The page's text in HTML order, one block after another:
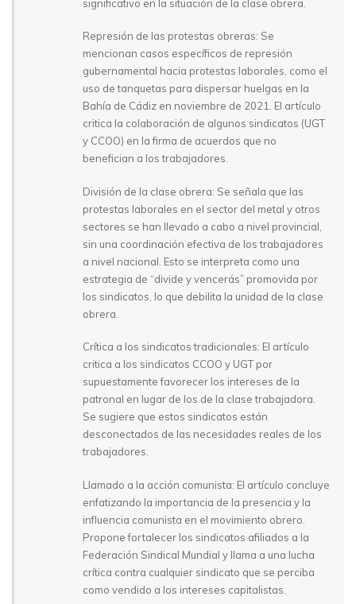
significativo en la situación de la clase obrera.
Represión de las protestas obreras: Se
mencionan casos específicos de represión
gubernamental hacia protestas laborales, como el
uso de tanquetas para dispersar huelgas en la
Bahía de Cádiz en noviembre de 2021. El artículo
critica la colaboración de algunos sindicatos (UGT
y CCOO) en la firma de acuerdos que no
benefician a los trabajadores.
División de la clase obrera: Se señala que las
protestas laborales en el sector del metal y otros
sectores se han llevado a cabo a nivel provincial,
sin una coordinación efectiva de los trabajadores
a nivel nacional. Esto se interpreta como una
estrategia de “divide y vencerás” promovida por
los sindicatos, lo que debilita la unidad de la clase
obrera.
Crítica a los sindicatos tradicionales: El artículo
critica a los sindicatos CCOO y UGT por
supuestamente favorecer los intereses de la
patronal en lugar de los de la clase trabajadora.
Se sugiere que estos sindicatos están
desconectados de las necesidades reales de los
trabajadores.
Llamado a la acción comunista: El artículo concluye
enfatizando la importancia de la presencia y la
influencia comunista en el movimiento obrero.
Propone fortalecer los sindicatos afiliados a la
Federación Sindical Mundial y llama a una lucha
crítica contra cualquier sindicato que se perciba
como vendido a los intereses capitalistas.